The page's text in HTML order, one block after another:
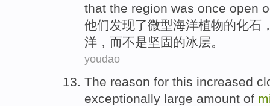
that the region was once open
他们发现了微型海洋植物的化石
洋 ， 而不是坚固的冰层。
youdao
The reason for this increased
exceptionally large amount of